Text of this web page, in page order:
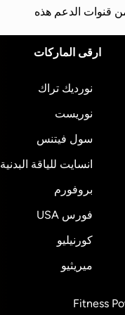
قنوات الدعم هذه
ارقى الماركات
نورديك تراك
نوريست
سول فيتنس
انسايت للياقة البدنية
بروفورم
فورس USA
كورنيليو
ميريثيو